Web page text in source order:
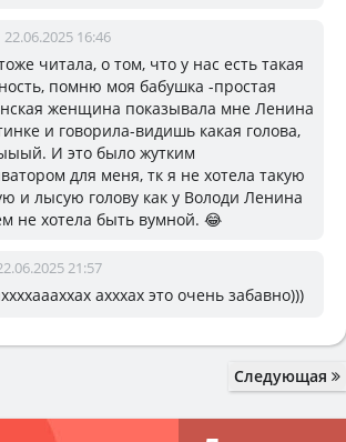
22.06.2025 16:46
читала, о том, что у нас есть такая
помню моя бабушка -простая
женщина показывала мне Ленина
и говорила-видишь какая голова,
И это было жутким
для меня, тк я не хотела такую
и лысую голову как у Володи Ленина
не хотела быть вумной. 😂
21:57
ахххах это очень забавно)))
Следующая